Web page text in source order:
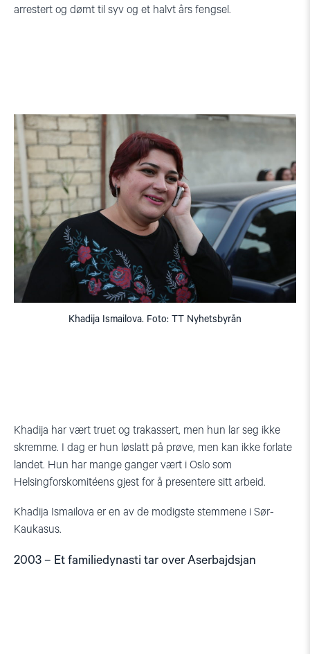
arrestert og dømt til syv og et halvt års fengsel.
Khadija Ismailova. Foto: TT Nyhetsbyrån
Khadija har vært truet og trakassert, men hun lar seg ikke
skremme. I dag er hun løslatt på prøve, men kan ikke forlate
landet. Hun har mange ganger vært i Oslo som
Helsingforskomitéens gjest for å presentere sitt arbeid.
Khadija Ismailova er en av de modigste stemmene i Sør-
Kaukasus.
2003 – Et familiedynasti tar over Aserbajdsjan